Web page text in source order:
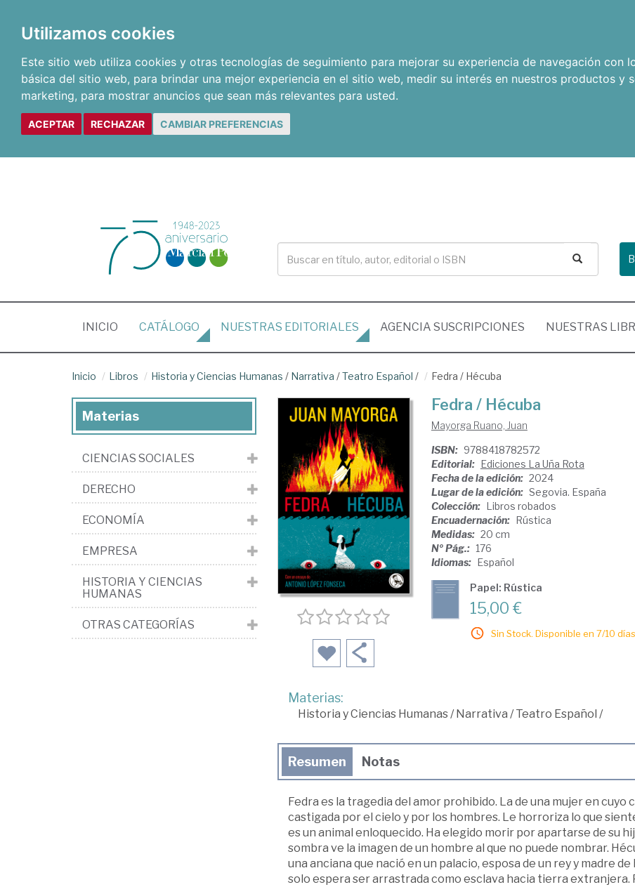
Utilizamos cookies
Este sitio web utiliza cookies y otras tecnologías de seguimiento para mejorar su experiencia de navegación con
básica del sitio web, para brindar una mejor experiencia en el sitio web, medir su interés en nuestros productos y
marketing, para mostrar anuncios que sean más relevantes para usted.
ACEPTAR RECHAZAR CAMBIAR PREFERENCIAS
INICIO (CURRENT)
CATÁLOGO NUESTRAS EDITORIALES AGENCIA SUSCRIPCIONES NUESTRAS
Inicio Libros Historia y Ciencias Humanas / Narrativa /Teatro Español / Fedra / Hécuba
Fedra / Hécuba
Mayorga Ruano, Juan
ISBN: 9788418782572
Editorial: Ediciones La Uña Rota
Fecha de la edición: 2024
Lugar de la edición: Segovia. España
Colección: Libros robados
Encuadernación: Rústica
Medidas: 20 cm
Nº Pág.: 176
Idiomas: Español
Papel: Rústica
15,00 €
Sin Stock. Disponible en 7/10
Materias:
Historia y Ciencias Humanas/ Narrativa /Teatro Español /
Resumen Notas
Fedra es la tragedia del amor prohibido. La de una mujer en
castigada por el cielo y por los hombres. Le horroriza lo que
es un animal enloquecido. Ha elegido morir por apartarse de su
sombra ve la imagen de un hombre al que no puede nombrar.
una anciana que nació en un palacio, esposa de un rey y madre
solo espera ser arrastrada como esclava hacia tierra extranjera.
Materias
CIENCIAS SOCIALES
DERECHO
ECONOMÍA
EMPRESA
HISTORIA Y CIENCIAS
HUMANAS
OTRAS CATEGORÍAS